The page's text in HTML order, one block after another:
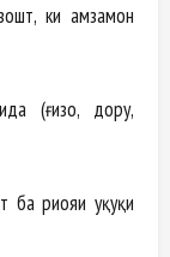
ки ҳамзамон
(ғизо, дору,
риояи ҳуқуқи